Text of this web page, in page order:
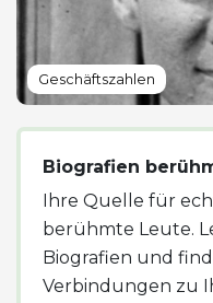
Geschäftszahlen
Biografien
Ihre Quelle für
berühmte Leute.
Biografien und
Verbindungen zu